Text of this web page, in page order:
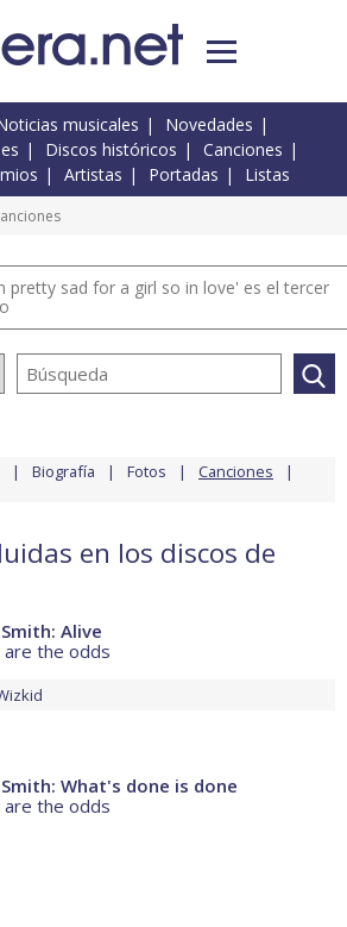
musicales
Novedades
Discos históricos
Canciones
Artistas Portadas Listas
pretty sad for a girl so in love' es el tercer
Biografía Fotos Canciones
en los discos de
Alive
are the odds
Smith: What's done is done
are the odds